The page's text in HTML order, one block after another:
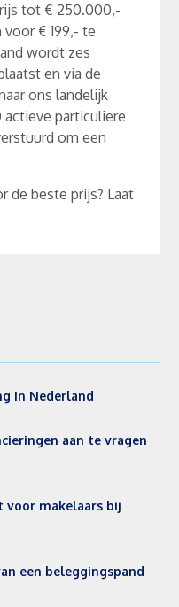
tot € 250.000,-
€ 199,- te
wordt zes
en via de
ons landelijk
particuliere
om een
de beste prijs? Laat
in Nederland
aan te vragen
voor makelaars bij
een beleggingspand